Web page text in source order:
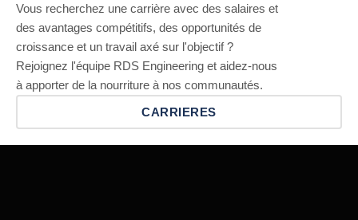
Vous recherchez une carrière avec des salaires et
des avantages compétitifs, des opportunités de
croissance et un travail axé sur l'objectif ?
Rejoignez l'équipe RDS Engineering et aidez-nous
à apporter de la nourriture à nos communautés.
CARRIERES